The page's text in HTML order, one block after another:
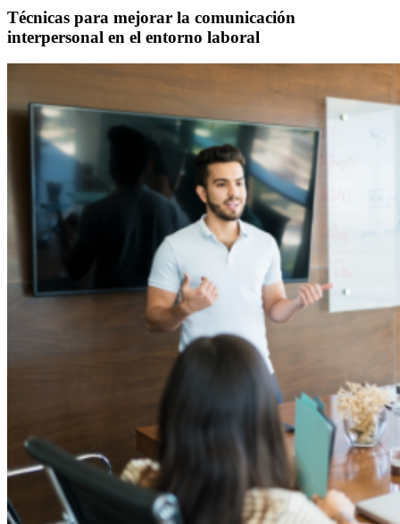
Técnicas para mejorar la comunicación
interpersonal en el entorno laboral